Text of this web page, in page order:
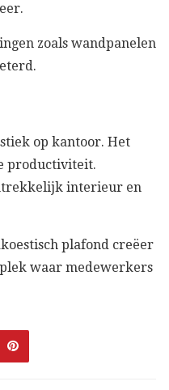
zoals wandpanelen
op kantoor. Het
productiviteit.
interieur en
plafond creëer
waar medewerkers